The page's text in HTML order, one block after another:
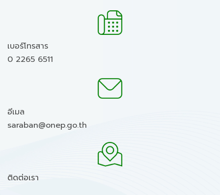
เบอร์โทรสาร
0 2265 6511
อีเมล
saraban@onep.go.th
ติดต่อเรา